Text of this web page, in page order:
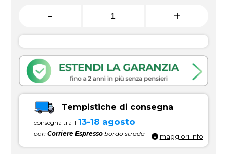
- +
Tempistiche di consegna
consegna tra il 13-18 agosto
conCorriere Espresso bordo strada maggiori info